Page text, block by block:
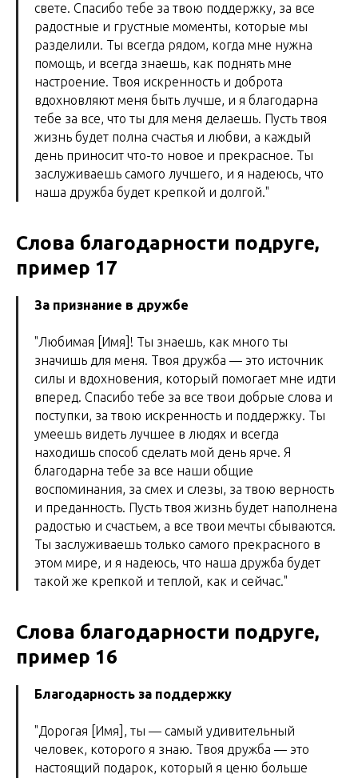
свете. Спасибо тебе за твою поддержку, за все
радостные и грустные моменты, которые мы
разделили. Ты всегда рядом, когда мне нужна
помощь, и всегда знаешь, как поднять мне
настроение. Твоя искренность и доброта
вдохновляют меня быть лучше, и я благодарна
тебе за все, что ты для меня делаешь. Пусть твоя
жизнь будет полна счастья и любви, а каждый
день приносит что-то новое и прекрасное. Ты
заслуживаешь самого лучшего, и я надеюсь, что
наша дружба будет крепкой и долгой."
Слова благодарности подруге,
пример 17
За признание в дружбе
"Любимая [Имя]! Ты знаешь, как много ты
значишь для меня. Твоя дружба — это источник
силы и вдохновения, который помогает мне идти
вперед. Спасибо тебе за все твои добрые слова и
поступки, за твою искренность и поддержку. Ты
умеешь видеть лучшее в людях и всегда
находишь способ сделать мой день ярче. Я
благодарна тебе за все наши общие
воспоминания, за смех и слезы, за твою верность
и преданность. Пусть твоя жизнь будет наполнена
радостью и счастьем, а все твои мечты сбываются.
Ты заслуживаешь только самого прекрасного в
этом мире, и я надеюсь, что наша дружба будет
такой же крепкой и теплой, как и сейчас."
Слова благодарности подруге,
пример 16
Благодарность за поддержку
"Дорогая [Имя], ты — самый удивительный
человек, которого я знаю. Твоя дружба — это
настоящий подарок, который я ценю больше